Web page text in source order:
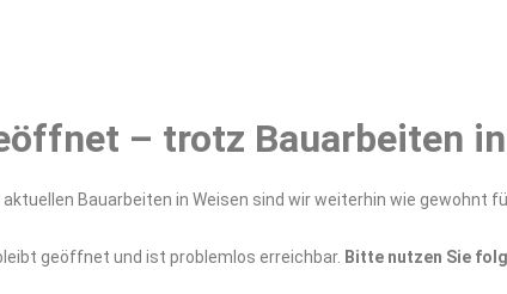
– trotz Bauarbeiten
Bauarbeiten in Weisen sind wir weiterhin wie gewohnt
geöffnet und ist problemlos erreichbar. Bitte nutzen Sie